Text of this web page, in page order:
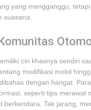
yang mengganggu,
suasana.
ciri khasnya sendiri
modifikasi mobil
dengan hangat.
seperti tips merawat
berkendara. Tak jarang,